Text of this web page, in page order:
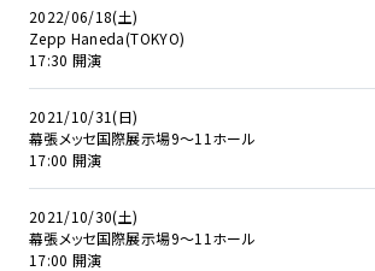
2022/06/18(土)
Zepp Haneda(TOKYO)
17:30 開演
2021/10/31(日)
幕張メッセ国際展示場9～11ホール
17:00 開演
2021/10/30(土)
幕張メッセ国際展示場9～11ホール
17:00 開演